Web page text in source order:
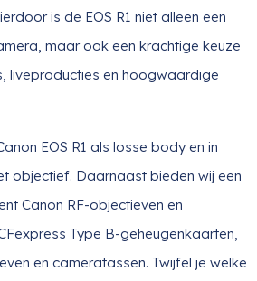
is de EOS R1 niet alleen een
maar ook een krachtige keuze
liveproducties en hoogwaardige
EOS R1 als losse body en in
objectief. Daarnaast bieden wij een
Canon RF-objectieven en
Type B-geheugenkaarten,
en cameratassen. Twijfel je welke